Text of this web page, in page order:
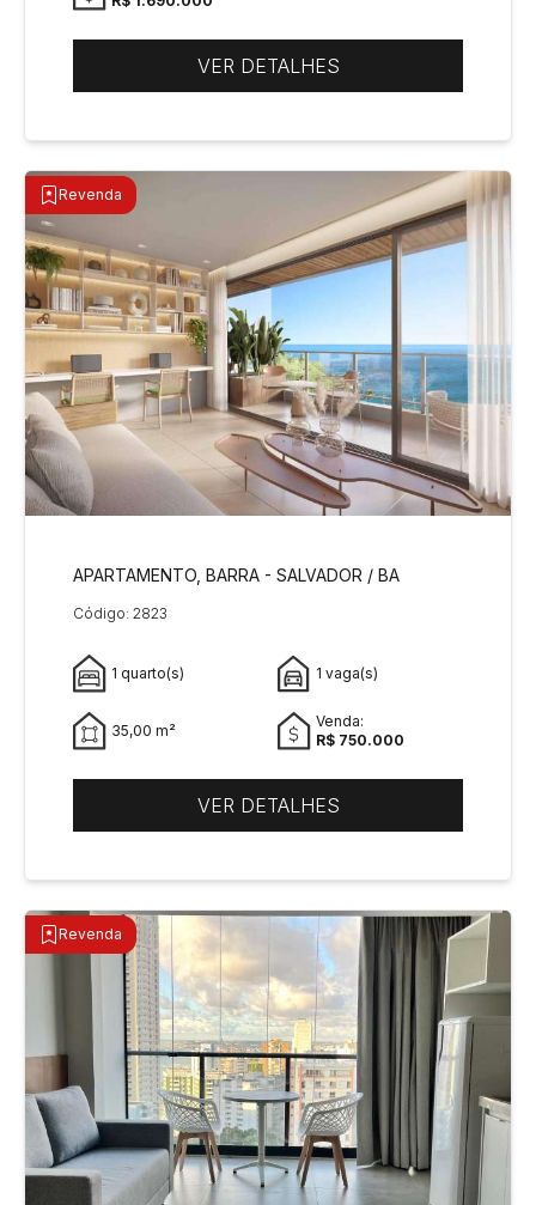
VER DETALHES
Revenda
APARTAMENTO, BARRA - SALVADOR / BA
Código: 2823
1 quarto(s) 1 vaga(s)
35,00 m²
Venda:
R$ 750.000
VER DETALHES
Revenda